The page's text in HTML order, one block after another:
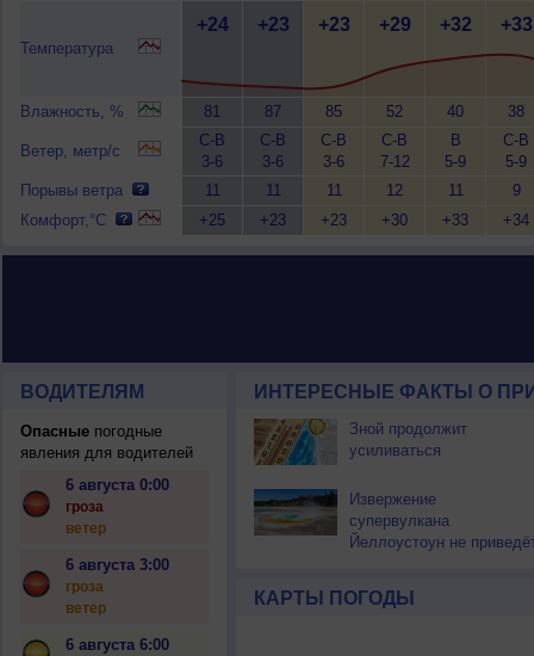
Температура
Влажность, %
Ветер, метр/с
Порывы ветра
Комфорт,°C
+24
81
С-В
3-6
11
+25
+23
87
С-В
3-6
11
+23
+23
85
С-В
3-6
11
+23
+29
52
С-В
7-12
12
+30
+32
40
В
5-9
11
+33
+33
38
С-В
5-9
9
+34
ВОДИТЕЛЯМ
Опасныепогодные
явления для водителей
6 августа 0:00
гроза
ветер
6 августа 3:00
гроза
ветер
6 августа 6:00
ИНТЕРЕСНЫЕ ФАКТЫ О
Зной продолжит
усиливаться
Извержение
супервулкана
Йеллоустоун не
КАРТЫ ПОГОДЫ